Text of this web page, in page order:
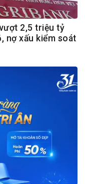
2,5 triệu tỷ
nợ xấu kiểm soát